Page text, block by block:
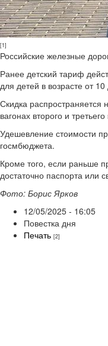
[1]
Российские железные
Ранее детский тариф
для детей в возрасте от
Скидка распространяется
вагонах второго и
Удешевление стоимости
госмбюджета.
Кроме того, если раньше
достаточно паспорта или
Фото: Борис Ярков
12/05/2025 - 16:05
Повестка дня
Печать [2]